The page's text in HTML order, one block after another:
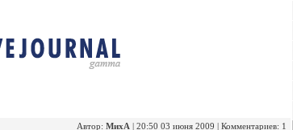
Автор: МихА | 20:50 03 июня 2009 | Комментариев: 1